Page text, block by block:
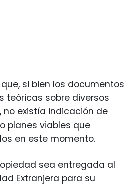
que, si bien los documentos
teóricas sobre diversos
no existía indicación de
planes viables que
en este momento.
sea entregada al
Extranjera para su